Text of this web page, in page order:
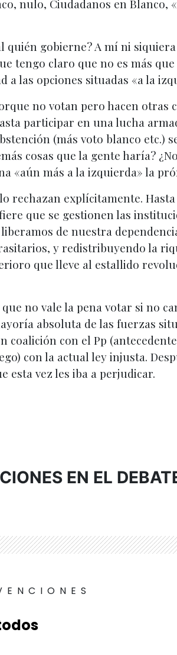
nulo, Ciudadanos en Blanco,
gobierne? A mí ni
tengo claro que no es más
las opciones situadas «a la
no votan pero hacen otras
participar en una lucha
(más voto blanco etc.)
cosas que la gente haría?
«aún más a la izquierda» la
rechazan explícitamente.
que se gestionen las
de nuestra
y redistribuyendo la
que lleve al estallido
no vale la pena votar si no
absoluta de las fuerzas
con el Pp
con la actual ley injusta.
esta vez les iba a perjudicar.
EN EL